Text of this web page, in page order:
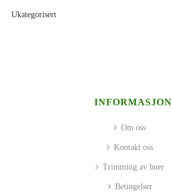
Ukategorisert
INFORMASJON
Om oss
Kontakt oss
Trimming av buer
Betingelser